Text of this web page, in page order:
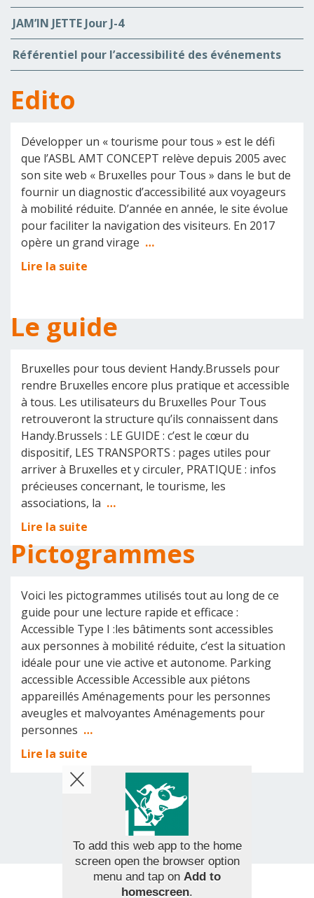
JAM’IN JETTE Jour J-4
Référentiel pour l’accessibilité des événements
Edito
Développer un « tourisme pour tous » est le défi
que l’ASBL AMT CONCEPT relève depuis 2005 avec
son site web « Bruxelles pour Tous » dans le but de
fournir un diagnostic d’accessibilité aux voyageurs
à mobilité réduite. D’année en année, le site évolue
pour faciliter la navigation des visiteurs. En 2017
opère un grand virage …
Lire la suite
Le guide
Bruxelles pour tous devient Handy.Brussels pour
rendre Bruxelles encore plus pratique et accessible
à tous. Les utilisateurs du Bruxelles Pour Tous
retrouveront la structure qu’ils connaissent dans
Handy.Brussels : LE GUIDE : c’est le cœur du
dispositif, LES TRANSPORTS : pages utiles pour
arriver à Bruxelles et y circuler, PRATIQUE : infos
précieuses concernant, le tourisme, les
associations, la …
Lire la suite
Pictogrammes
Voici les pictogrammes utilisés tout au long de ce
guide pour une lecture rapide et efficace :
Accessible Type I :les bâtiments sont accessibles
aux personnes à mobilité réduite, c’est la situation
idéale pour une vie active et autonome. Parking
accessible Accessible Accessible aux piétons
appareillés Aménagements pour les personnes
aveugles et malvoyantes Aménagements pour
personnes …
Lire la suite
To add this web app to the home
screen open the browser option
menu and tap on Add to
homescreen.